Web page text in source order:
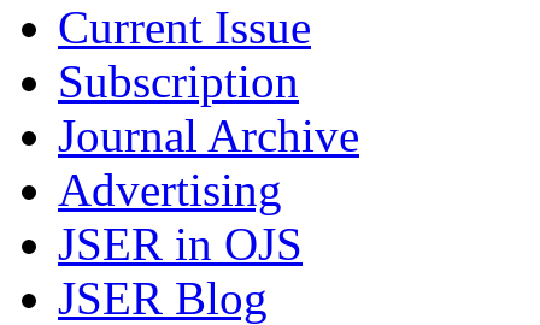
Current Issue
Subscription
Journal Archive
Advertising
JSER in OJS
JSER Blog